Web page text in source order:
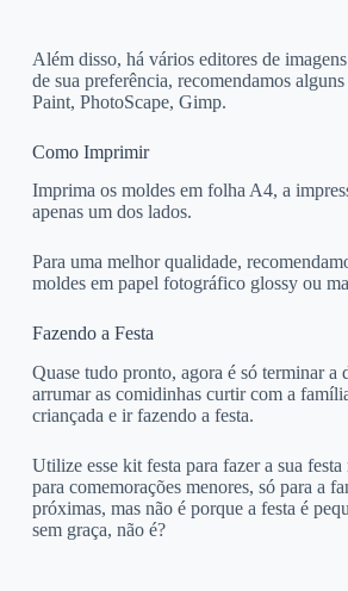
Além disso, há vários editores de
de sua preferência, recomendamos
Paint, PhotoScape, Gimp.
Como Imprimir
Imprima os moldes em folha A4, a
apenas um dos lados.
Para uma melhor qualidade,
moldes em papel fotográfico glossy ou
Fazendo a Festa
Quase tudo pronto, agora é só terminar a
arrumar as comidinhas curtir com a
criançada e ir fazendo a festa.
Utilize esse kit festa para fazer a sua
para comemorações menores, só para a
próximas, mas não é porque a festa é
sem graça, não é?